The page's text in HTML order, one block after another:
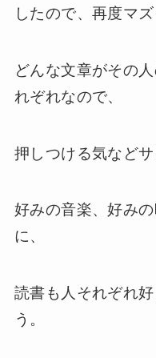
したので、再度マ
どんな文章がその
れぞれなので、
押しつける気などサ
好みの音楽、好み
に、
読書も人それぞれ
う。